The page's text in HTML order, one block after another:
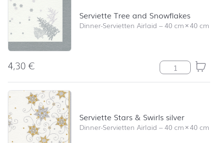
Serviette Tree and Snowflakes
Dinner-Servietten Airlaid –40 cm×40 cm
4,30€ Serviette Tree
Serviette Stars & Swirls silver
Dinner-Servietten Airlaid –40 cm×40 cm